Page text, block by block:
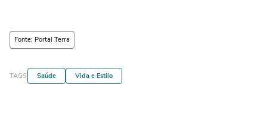
Fonte: Portal Terra
TAGS Saúde Vida e Estilo